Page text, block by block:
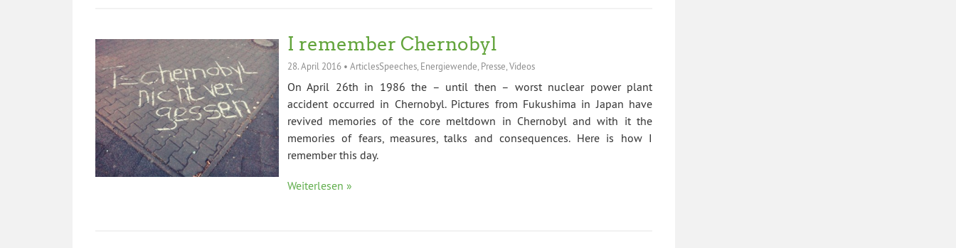
I remember Chernobyl
28. April 2016• ArticlesSpeeches, Energiewende, Presse,Videos
On April 26th in 1986 the – until then – worst nuclear power plant
accident occurred in Chernobyl. Pictures from Fukushima in Japan have
revived memories of the core meltdown in Chernobyl and with it the
memories of fears, measures, talks and consequences. Here is how I
remember this day.
Weiterlesen »